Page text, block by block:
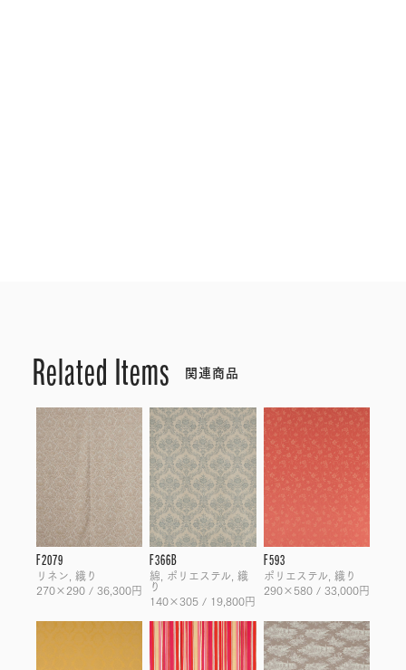
Related Items 関連商品
F2079
リネン, 織り
270×290 / 36,300円
F366B
綿, ポリエステル, 織
り
140×305 / 19,800円
F593
ポリエステル, 織り
290×580 / 33,000円